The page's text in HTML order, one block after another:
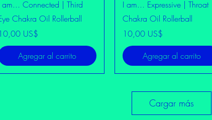
Vista rápida
am... Connected | Third
Chakra Oil Rollerball
US$
Agregar al carrito
Vista rápida
I am... Expressive | Throat
Chakra Oil Rollerball
Precio
10,00 US$
Agregar al carrito
Cargar más